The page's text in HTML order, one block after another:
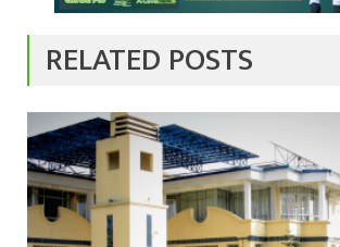
RELATED POSTS